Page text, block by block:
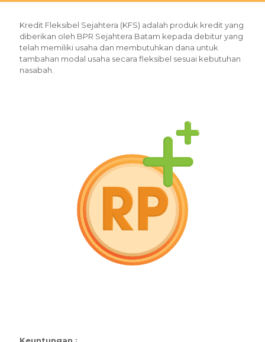
Kredit Fleksibel Sejahtera (KFS) adalah produk kredit yang
diberikan oleh BPR Sejahtera Batam kepada debitur yang
telah memiliki usaha dan membutuhkan dana untuk
tambahan modal usaha secara fleksibel sesuai kebutuhan
nasabah.